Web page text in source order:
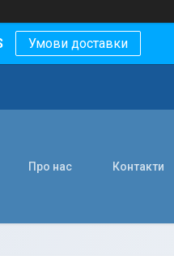
Умови доставки
Про нас Контакти